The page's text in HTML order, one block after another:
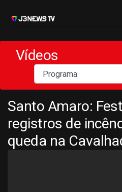
Vídeos
Santo Amaro:
registros de
queda na